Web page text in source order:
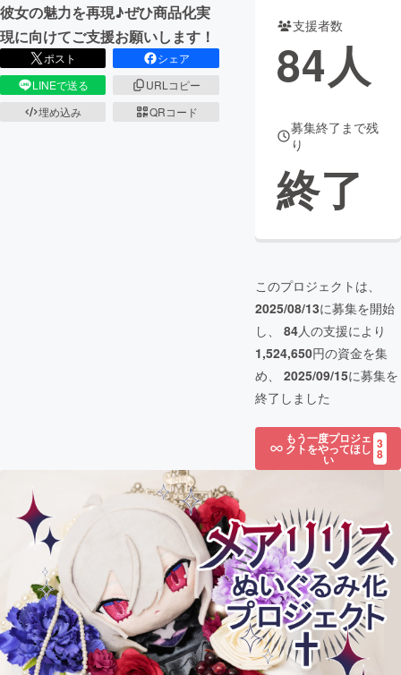
彼女の魅力を再現♪ぜひ商品化実
現に向けてご支援お願いします！
ポスト
シェア
LINEで送る
URLコピー
埋め込み
QRコード
支援者数
84人
募集終了まで残
り
終了
このプロジェクトは、
2025/08/13に募集を開始
し、 84人の支援により
1,524,650円の資金を集
め、 2025/09/15に募集を
終了しました
もう一度プロジェ
クトをやってほし
い
3
8